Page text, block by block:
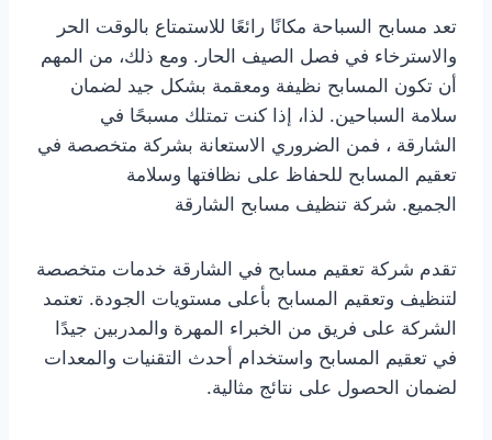
تعد مسابح السباحة مكانًا رائعًا للاستمتاع بالوقت الحر
والاسترخاء في فصل الصيف الحار. ومع ذلك، من المهم
أن تكون المسابح نظيفة ومعقمة بشكل جيد لضمان
سلامة السباحين. لذا، إذا كنت تمتلك مسبحًا في
الشارقة ، فمن الضروري الاستعانة بشركة متخصصة في
تعقيم المسابح للحفاظ على نظافتها وسلامة
الجميع. شركة تنظيف مسابح الشارقة
تقدم شركة تعقيم مسابح في الشارقة خدمات متخصصة
لتنظيف وتعقيم المسابح بأعلى مستويات الجودة. تعتمد
الشركة على فريق من الخبراء المهرة والمدربين جيدًا
في تعقيم المسابح واستخدام أحدث التقنيات والمعدات
لضمان الحصول على نتائج مثالية.